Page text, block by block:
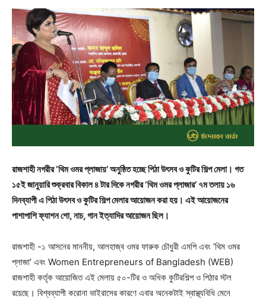
রাজশাহী নগরীর ‘থিম ওমর প্লাজায়’ অনুষ্ঠিত হচ্ছে পিঠা উৎসব ও কুটির শিল্প মেলা। গত
১৫ই জানুয়ারি শুক্রবার বিকাল ৪ টার দিকে নগরীর ‘থিম ওমর প্লাজার’ ৭ম তলায় ১৬
দিনব্যাপী এ পিঠা উৎসব ও কুটির শিল্প মেলার আয়োজন করা হয়। এই আয়োজনের
পাশাপাশি ফ্যাশন শো, নাচ, গান ইত্যাদির আয়োজন ছিল।
রাজশাহী -১ আসনের মাননীয়, আলহাজ্ব ওমর ফারুক চৌধুরী এমপি এবং ‘থিম ওমর
প্লাজা’ এবং Women Entrepreneurs of Bangladesh (WEB)
রাজশাহী কর্তৃক আয়োজিত এই মেলায় ৫০-টির ও অধিক কুটিরশিল্প ও পিঠার স্টল
রয়েছে। বিশ্বব্যাপী করোনা ভাইরাসের কারণে এবার অনেকটাই স্বাস্থ্যবিধি মেনে